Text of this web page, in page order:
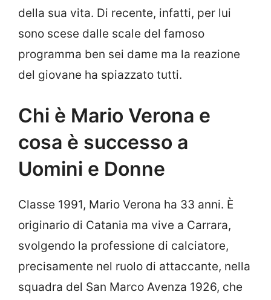
della sua vita. Di recente, infatti, per lui
sono scese dalle scale del famoso
programma ben sei dame ma la reazione
del giovane ha spiazzato tutti.
Chi è Mario Verona e
cosa è successo a
Uomini e Donne
Classe 1991, Mario Verona ha 33 anni. È
originario di Catania ma vive a Carrara,
svolgendo la professione di calciatore,
precisamente nel ruolo di attaccante, nella
squadra del San Marco Avenza 1926, che